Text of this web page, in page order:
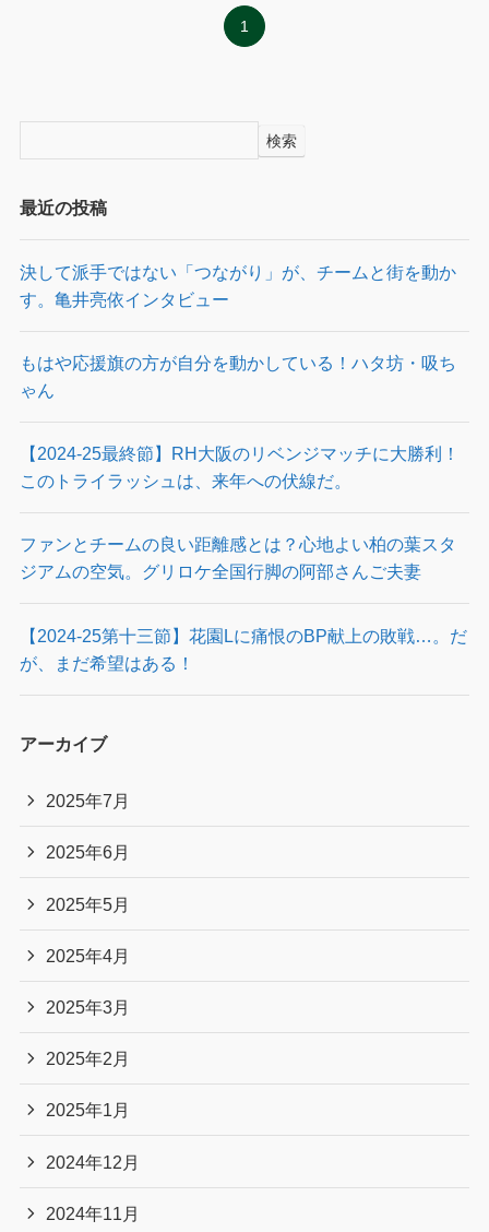
1
検索
最近の投稿
決して派手ではない「つながり」が、チームと街を動か
す。亀井亮依インタビュー
もはや応援旗の方が自分を動かしている！ハタ坊・吸ち
ゃん
【2024-25最終節】RH大阪のリベンジマッチに大勝利！
このトライラッシュは、来年への伏線だ。
ファンとチームの良い距離感とは？心地よい柏の葉スタ
ジアムの空気。グリロケ全国行脚の阿部さんご夫妻
【2024-25第十三節】花園Lに痛恨のBP献上の敗戦…。だ
が、まだ希望はある！
アーカイブ
2025年7月
2025年6月
2025年5月
2025年4月
2025年3月
2025年2月
2025年1月
2024年12月
2024年11月